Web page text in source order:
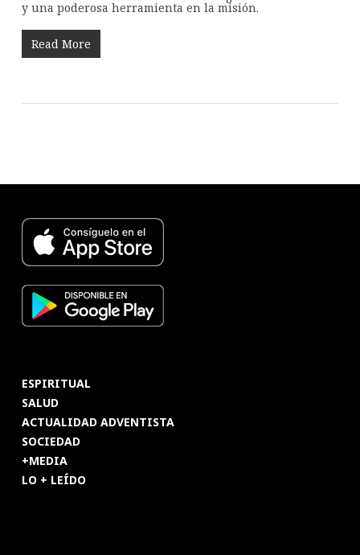
y una poderosa herramienta en la misión.
Read More
ESPIRITUAL
SALUD
ACTUALIDAD ADVENTISTA
SOCIEDAD
+MEDIA
LO + LEÍDO